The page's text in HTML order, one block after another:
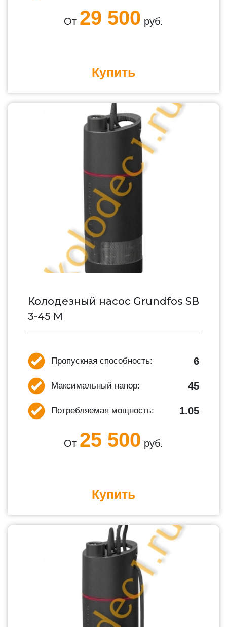
От 29 500 руб.
Купить
Колодезный насос Grundfos SB
3-45 M
Пропускная способность: 6
Максимальный напор: 45
Потребляемая мощность: 1.05
От 25 500 руб.
Купить